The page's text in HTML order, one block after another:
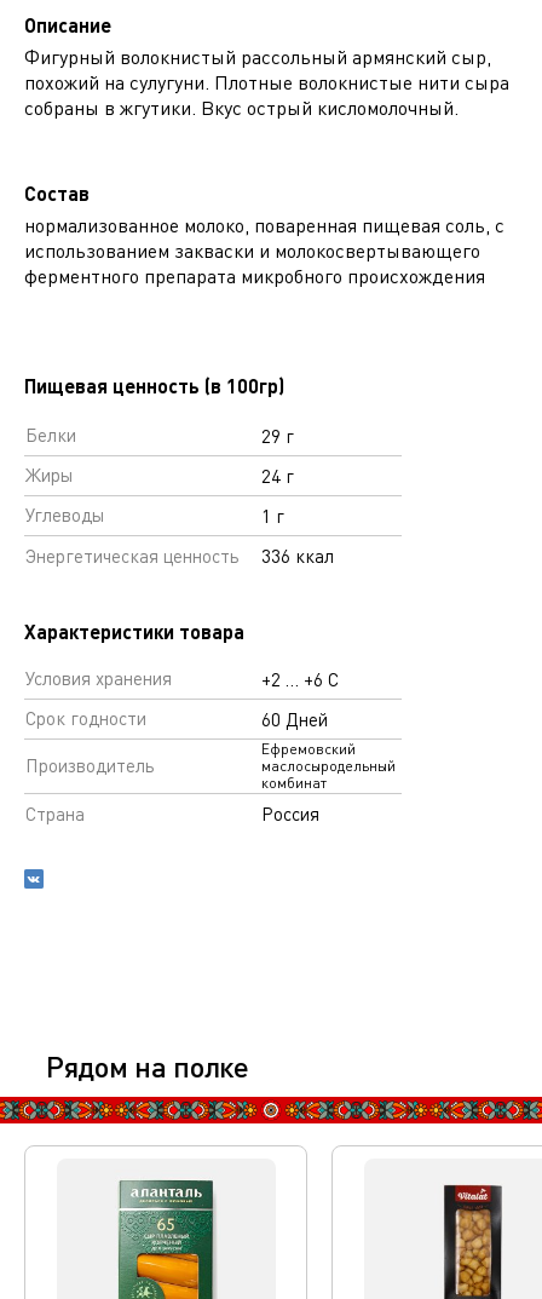
Описание
Фигурный волокнистый рассольный армянский сыр,
похожий на сулугуни. Плотные волокнистые нити сыра
собраны в жгутики. Вкус острый кисломолочный.
Состав
нормализованное молоко, поваренная пищевая соль, с
использованием закваски и молокосвертывающего
ферментного препарата микробного происхождения
Пищевая ценность (в 100гр)
Белки
29 г
Жиры
24 г
Углеводы
1 г
Энергетическая ценность
336 ккал
Характеристики товара
Условия хранения
+2 … +6 С
Срок годности
60 Дней
Производитель
Ефремовский
маслосыродельный
комбинат
Страна Россия
Рядом на полке